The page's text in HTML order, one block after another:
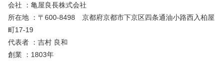
会社 ：亀屋良長株式会社
所在地 ：〒600-8498　京都府京都市下京区四条通油小路西入柏屋
町17-19
代表者 ：吉村 良和
創業 ：1803年